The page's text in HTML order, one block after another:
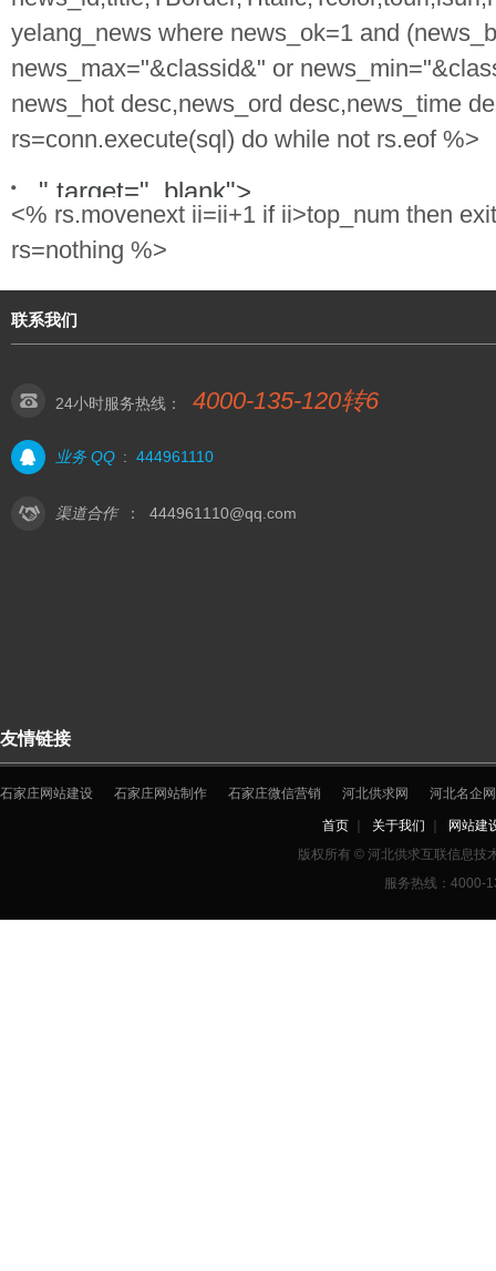
yelang_news where news_ok=1 and
news_max="&classid&" or
news_hot desc,news_ord desc,news_time
rs=conn.execute(sql) do while not rs.eof %>
" target="_blank">
<% rs.movenext ii=ii+1 if ii>top_num then
rs=nothing %>
联系我们
24小时服务热线： 4000-135-120转6
业务 QQ : 444961110
渠道合作 ： 444961110@qq.com
友情链接
石家庄网站建设 石家庄网站制作 石家庄微信营销 河北供求网 河北名企网
首页｜ 关于我们
网站建
版权所有 © 河北供求互联信息
服务热线：4000-